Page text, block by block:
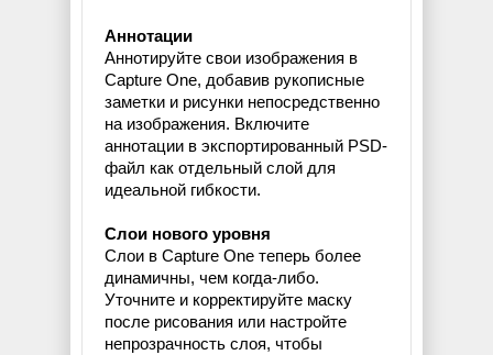
Аннотации
Аннотируйте свои изображения в
Capture One, добавив рукописные
заметки и рисунки непосредственно
на изображения. Включите
аннотации в экспортированный PSD-
файл как отдельный слой для
идеальной гибкости.
Слои нового уровня
Слои в Capture One теперь более
динамичны, чем когда-либо.
Уточните и корректируйте маску
после рисования или настройте
непрозрачность слоя, чтобы